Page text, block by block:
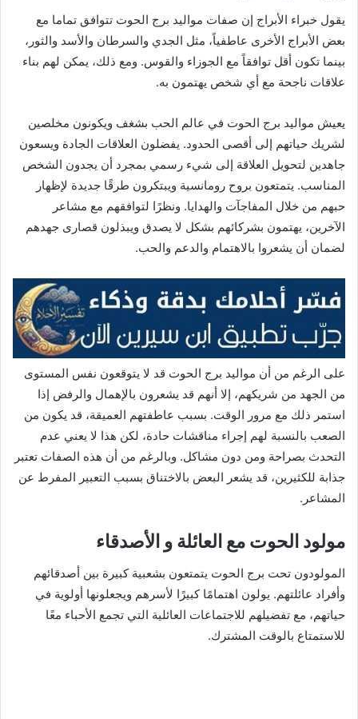
يقول خبراء الأبراج إن صفات مواليد برج الحوت تتوافق تماما مع
بعض الأبراج الأخرى عاطفياً، مثل الجدي والسرطان والأسد والثور،
بينما تكون أقل توافقاً مع الجوزاء والقوس. ومع ذلك، يمكن لهم بناء
علاقات ناجحة مع أي شخص يهتمون به.
يعيش مواليد برج الحوت في عالم الحب بشغف ويكونون مخلصين
لشريك حياتهم إلى أقصى الحدود. يفضلون العلاقات الجادة ويسعون
جاهدين لتحويل العلاقة إلى شيء رسمي بمجرد أن يجدون الشخص
المناسب. يتمتعون بروح رومانسية ويبتكرون طرقًا جديدة لإظهار
حبهم من خلال المفاجآت والهدايا. ونظرًا لتوافقهم مع مشاعر
الآخرين، يهتمون بشركائهم بشكل لا يصدق ويبذلون قصارى جهدهم
لضمان أن يشعروا بالاهتمام والدعم والحب.
على الرغم من أن مواليد برج الحوت قد لا يتوقعون نفس المستوى
من الجهد من شريكهم، إلا أنهم قد يشعرون بالإهمال والرفض إذا
استمر ذلك مع مرور الوقت. بسبب عاطفتهم العميقة، قد يكون من
الصعب بالنسبة لهم إجراء مناقشات حادة، لكن هذا لا يعني عدم
التحدث بصراحة ومن دون مشاكل. وبالرغم من أن هذه الصفات تعتبر
جذابة للكثيرين، قد يشعر البعض بالاختناق بسبب التعبير المفرط عن
المشاعر.
مولود الحوت مع العائلة و الأصدقاء
المولودون تحت برج الحوت يتمتعون بشعبية كبيرة بين أصدقائهم
وأفراد عائلتهم. يولون اهتمامًا كبيرًا لأسرهم ويجعلونها أولوية في
حياتهم، مع تفضيلهم للاجتماعات العائلية التي تجمع الأحباء معًا
للاستمتاع بالوقت المشترك.